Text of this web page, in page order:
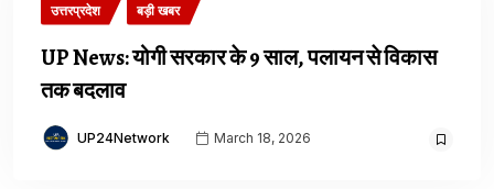
उत्तरप्रदेश बड़ी खबर
UP News: योगी सरकार के 9 साल, पलायन से विकास
तक बदलाव
UP24Network March 18, 2026